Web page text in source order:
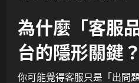
為什麼「客服
台的隱形關鍵？
你可能覺得客服只是「出